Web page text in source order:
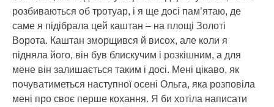
розбиваються об тротуар, і я ще досі пам’ятаю, де
саме я підібрала цей каштан – на площі Золоті
Ворота. Каштан зморщився й висох, але коли я
підняла його, він був блискучим і розкішним, а для
мене він залишається таким і досі. Мені цікаво, як
почуватиметься наступної осені Ольга, яка розповіла
мені про своє перше кохання. Я би хотіла написати